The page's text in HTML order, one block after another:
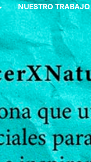
NUESTRO TRABAJO